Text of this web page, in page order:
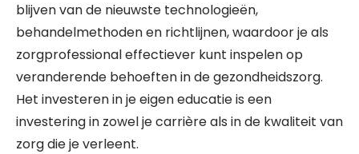
blijven van de nieuwste technologieën,
behandelmethoden en richtlijnen, waardoor je als
zorgprofessional effectiever kunt inspelen op
veranderende behoeften in de gezondheidszorg.
Het investeren in je eigen educatie is een
investering in zowel je carrière als in de kwaliteit van
zorg die je verleent.